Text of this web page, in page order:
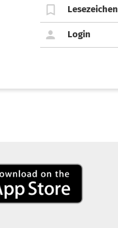
Lesezeichen
Login